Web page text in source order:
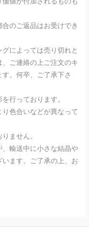
のご返品はお受けでき
によっては売り切れと
ご連絡の上ご注文のキ
。何卒、ご了承下さ
行っております。
色合いなどが異なって
ません。
輸送中に小さな結晶や
ます。ご了承の上、お